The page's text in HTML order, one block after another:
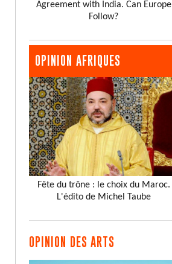
Agreement with India. Can Europe
Follow?
OPINION AFRIQUES
Fête du trône : le choix du Maroc.
L'édito de Michel Taube
OPINION DES ARTS